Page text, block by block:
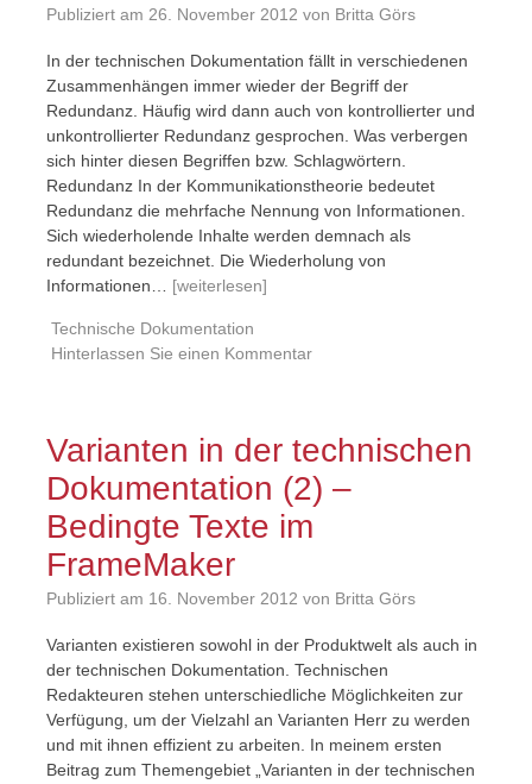
Publiziert am 26. November 2012 von Britta Görs
In der technischen Dokumentation fällt in verschiedenen
Zusammenhängen immer wieder der Begriff der
Redundanz. Häufig wird dann auch von kontrollierter und
unkontrollierter Redundanz gesprochen. Was verbergen
sich hinter diesen Begriffen bzw. Schlagwörtern.
Redundanz In der Kommunikationstheorie bedeutet
Redundanz die mehrfache Nennung von Informationen.
Sich wiederholende Inhalte werden demnach als
redundant bezeichnet. Die Wiederholung von
Informationen… [weiterlesen]
Technische Dokumentation
Hinterlassen Sie einen Kommentar
Varianten in der technischen
Dokumentation (2) –
Bedingte Texte im
FrameMaker
Publiziert am 16. November 2012 von Britta Görs
Varianten existieren sowohl in der Produktwelt als auch in
der technischen Dokumentation. Technischen
Redakteuren stehen unterschiedliche Möglichkeiten zur
Verfügung, um der Vielzahl an Varianten Herr zu werden
und mit ihnen effizient zu arbeiten. In meinem ersten
Beitrag zum Themengebiet „Varianten in der technischen